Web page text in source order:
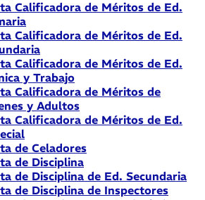
Calificadora de Méritos de Ed.
Calificadora de Méritos de Ed.
Calificadora de Méritos de Ed.
y Trabajo
Calificadora de Méritos de
y Adultos
Calificadora de Méritos de Ed.
de Celadores
de Disciplina
de Disciplina de Ed. Secundaria
de Disciplina de Inspectores